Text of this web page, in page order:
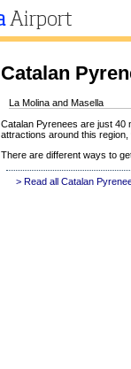
Catalan
La Molina and Masella
Catalan Pyrenees are just 40
attractions around this
There are different ways to
> Read all Catalan